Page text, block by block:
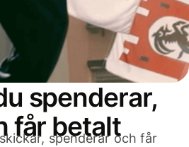
spenderar,
får betalt
spenderar och får